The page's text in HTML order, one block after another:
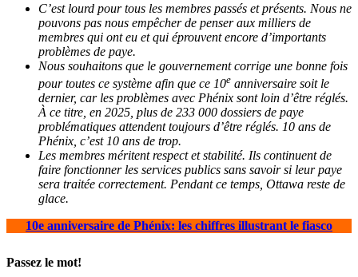
C’est lourd pour tous les membres passés et présents. Nous ne
pouvons pas nous empêcher de penser aux milliers de
membres qui ont eu et qui éprouvent encore d’importants
problèmes de paye.
Nous souhaitons que le gouvernement corrige une bonne fois
pour toutes ce système afin que ce 10e anniversaire soit le
dernier, car les problèmes avec Phénix sont loin d’être réglés.
À ce titre, en 2025, plus de 233 000 dossiers de paye
problématiques attendent toujours d’être réglés. 10 ans de
Phénix, c’est 10 ans de trop.
Les membres méritent respect et stabilité. Ils continuent de
faire fonctionner les services publics sans savoir si leur paye
sera traitée correctement. Pendant ce temps, Ottawa reste de
glace.
10e anniversaire de Phénix: les chiffres illustrant le fiasco
Passez le mot!